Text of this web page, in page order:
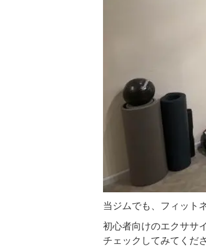
当ジムでも、フィット
初心者向けのエクササ
チェックしてみてくださ